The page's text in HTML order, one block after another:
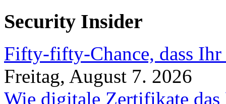
Security Insider
Fifty-fifty-Chance, dass
Freitag, August 7. 2026
Wie digitale Zertifikate